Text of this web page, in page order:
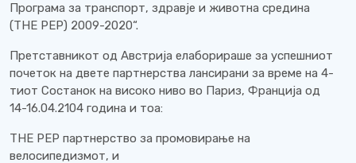
Програма за транспорт, здравје и животна средина
(ТНЕ РЕР) 2009-2020“.
Претставникот од Австрија елаборираше за успешниот
почеток на двете партнерства лансирани за време на 4-
тиот Состанок на високо ниво во Париз, Франција од
14-16.04.2104 година и тоа:
ТНЕ РЕР партнерство за промовирање на
велосипедизмот, и